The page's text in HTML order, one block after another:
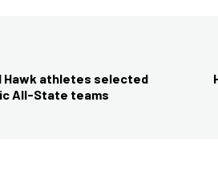
Hawk athletes selected
All-State teams